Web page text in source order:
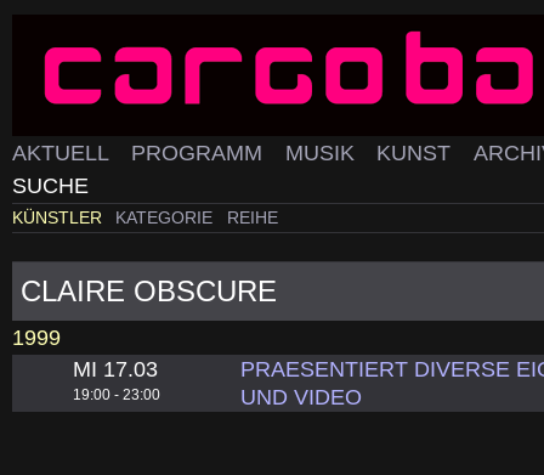
AKTUELL PROGRAMM MUSIK KUNST
SUCHE
KÜNSTLER KATEGORIE REIHE
CLAIRE OBSCURE
1999
MI 17.03
19:00 - 23:00
PRAESENTIERT DIVERSE
UND VIDEO